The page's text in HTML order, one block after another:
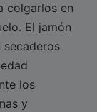
colgarlos en
El jamón
secaderos
los
y